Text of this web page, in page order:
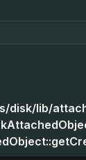
disk/lib/